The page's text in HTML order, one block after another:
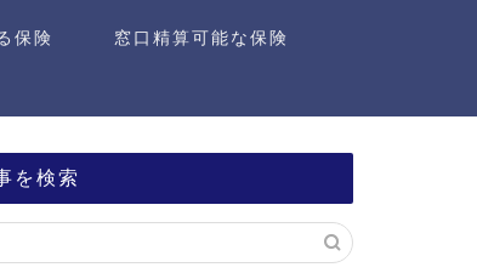
保険 窓口精算可能な保険
を検索